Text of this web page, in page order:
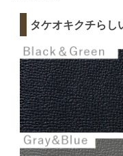
タケオキクチらし